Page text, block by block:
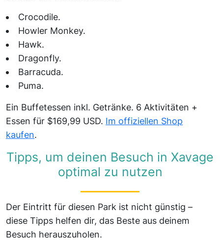
Crocodile.
Howler Monkey.
Hawk.
Dragonfly.
Barracuda.
Puma.
Ein Buffetessen inkl. Getränke. 6 Aktivitäten +
Essen für $169,99 USD. Im offiziellen Shop
kaufen.
Tipps, um deinen Besuch in Xavage
optimal zu nutzen
Der Eintritt für diesen Park ist nicht günstig –
diese Tipps helfen dir, das Beste aus deinem
Besuch herauszuholen.